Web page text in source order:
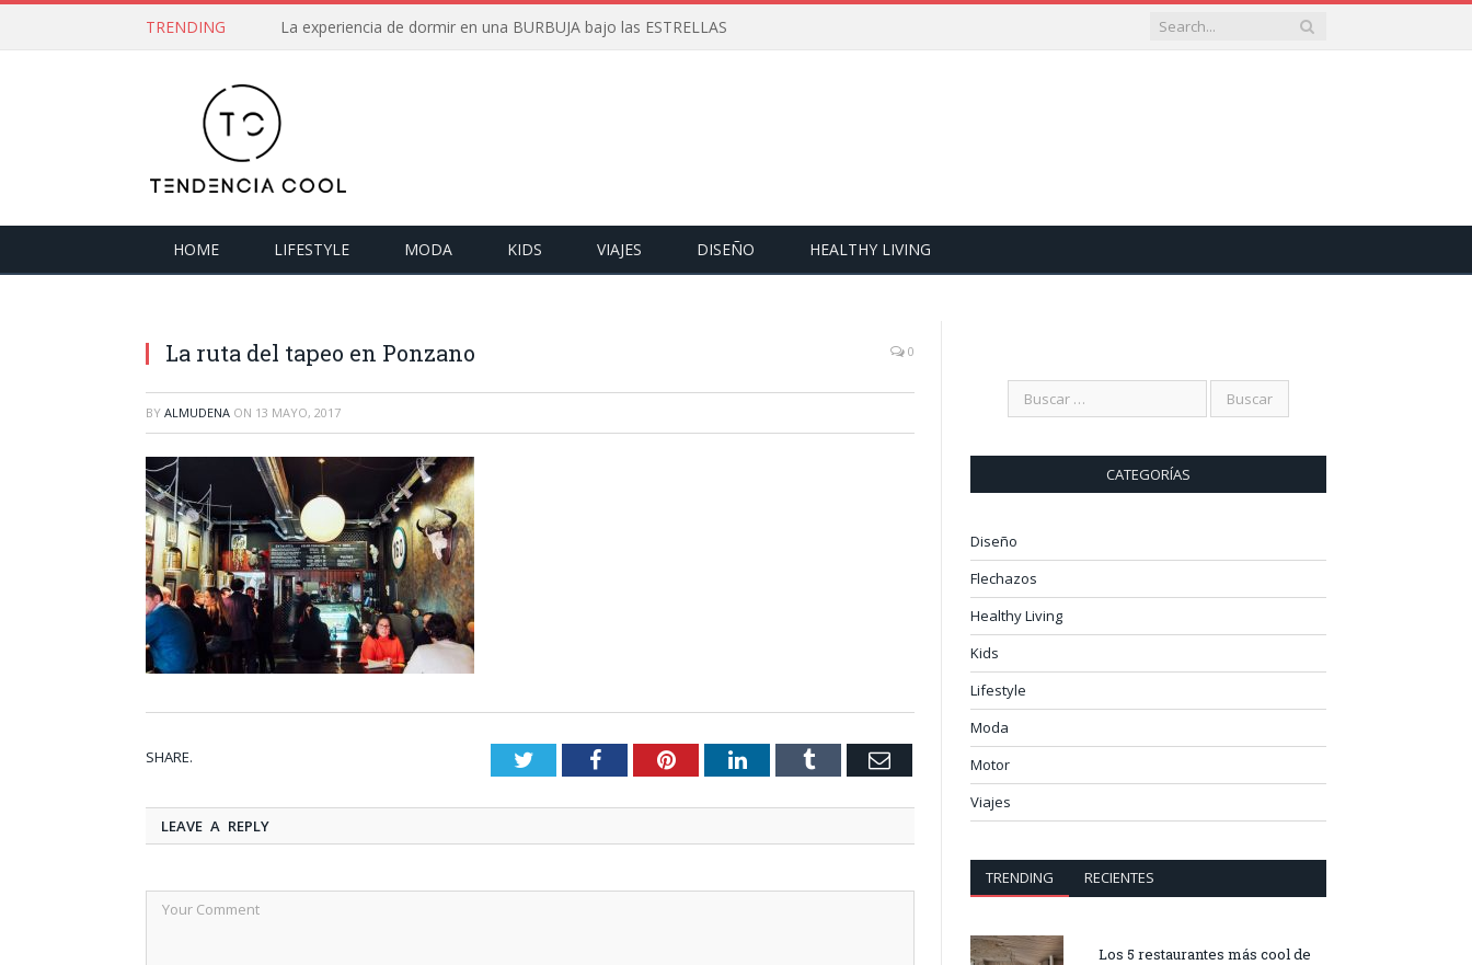
TRENDING La experiencia de dormir en una BURBUJA bajo las ESTRELLAS
HOME LIFESTYLE MODA KIDS VIAJES DISEÑO HEALTHY LIVING
La ruta del tapeo en Ponzano 0
BY ALMUDENA ON 13 MAYO, 2017
SHARE. TwitterFacebookPinterestLinkedInTumblr Email
LEAVE A REPLY
CATEGORÍAS
Diseño
Flechazos
Healthy Living
Kids
Lifestyle
Moda
Motor
Viajes
TRENDING RECIENTES
Los 5 restaurantes más cool de